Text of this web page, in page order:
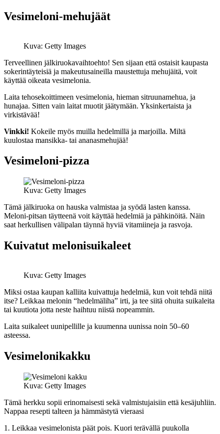
Vesimeloni-mehujäät
Kuva: Getty Images
Terveellinen jälkiruokavaihtoehto! Sen sijaan että ostaisit kaupasta
sokerintäyteisiä ja makeutusaineilla maustettuja mehujäitä, voit
käyttää oikeata vesimelonia.
Laita tehosekoittimeen vesimelonia, hieman sitruunamehua, ja
hunajaa. Sitten vain laitat muotit jäätymään. Yksinkertaista ja
virkistävää!
Vinkki! Kokeile myös muilla hedelmillä ja marjoilla. Miltä
kuulostaa mansikka- tai ananasmehujää!
Vesimeloni-pizza
Kuva: Getty Images
Tämä jälkiruoka on hauska valmistaa ja syödä lasten kanssa.
Meloni-pitsan täytteenä voit käyttää hedelmiä ja pähkinöitä. Näin
saat herkullisen välipalan täynnä hyviä vitamiineja ja rasvoja.
Kuivatut melonisuikaleet
Kuva: Getty Images
Miksi ostaa kaupan kalliita kuivattuja hedelmiä, kun voit tehdä niitä
itse? Leikkaa melonin “hedelmäliha” irti, ja tee siitä ohuita suikaleita
tai kuutiota jotta neste haihtuu niistä nopeammin.
Laita suikaleet uunipellille ja kuumenna uunissa noin 50–60
asteessa.
Vesimelonikakku
Kuva: Getty Images
Tämä herkku sopii erinomaisesti sekä valmistujaisiin että kesäjuhliin.
Nappaa resepti talteen ja hämmästytä vieraasi
1. Leikkaa vesimelonista päät pois. Kuori terävällä puukolla